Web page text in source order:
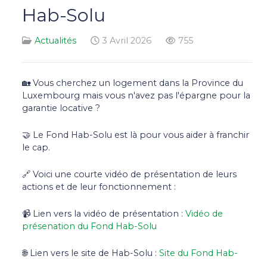
Hab-Solu
Actualités 3 Avril 2026 755
🏡 Vous cherchez un logement dans la Province du
Luxembourg mais vous n'avez pas l'épargne pour la
garantie locative ?
🤝 Le Fond Hab-Solu est là pour vous aider à franchir
le cap.
🔗 Voici une courte vidéo de présentation de leurs
actions et de leur fonctionnement :
📹 Lien vers la vidéo de présentation : Vidéo de
présenation du Fond Hab-Solu
🌐 Lien vers le site de Hab-Solu : Site du Fond Hab-